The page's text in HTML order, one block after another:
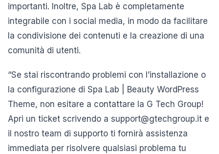
importanti. Inoltre, Spa Lab è completamente
integrabile con i social media, in modo da facilitare
la condivisione dei contenuti e la creazione di una
comunità di utenti.
“Se stai riscontrando problemi con l’installazione o
la configurazione di Spa Lab | Beauty WordPress
Theme, non esitare a contattare la G Tech Group!
Apri un ticket scrivendo a support@gtechgroup.it e
il nostro team di supporto ti fornirà assistenza
immediata per risolvere qualsiasi problema tu